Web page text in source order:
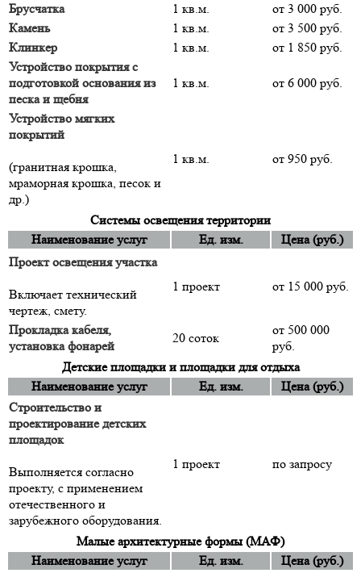
Брусчатка 1 кв.м.
от 3 000 руб.
Камень
1 кв.м.
от 3 500 руб.
Клинкер
1 кв.м.
от 1 850 руб.
Устройство покрытия с
подготовкой основания из
песка и щебня
1 кв.м. от 6 000 руб.
Устройство мягких
покрытий
(гранитная крошка,
мраморная крошка, песок и
др.)
1 кв.м. от 950 руб.
Системы освещения территории
Наименование услуг
Ед. изм.
Цена (руб.)
Проект освещения участка
Включает технический
чертеж, смету.
1 проект от 15 000 руб.
Прокладка кабеля,
установка фонарей
20 соток
от 500 000
руб.
Детские площадки и площадки для отдыха
Наименование услуг
Ед. изм.
Цена (руб.)
Строительство и
проектирование детских
площадок
Выполняется согласно
проекту, с применением
отечественного и
зарубежного оборудования.
1 проект по запросу
Малые архитектурные формы (МАФ)
Наименование услуг
Ед. изм. Цена (руб.)